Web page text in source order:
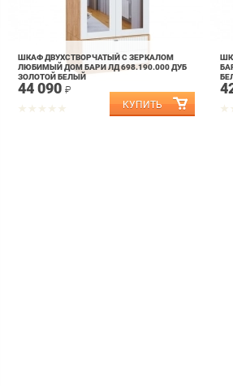
ШКАФ ДВУХСТВОРЧАТЫЙ С ЗЕРКАЛОМ
ЛЮБИМЫЙ ДОМ БАРИ ЛД 698.190.000 ДУБ
ЗОЛОТОЙ БЕЛЫЙ
44 090 ₽